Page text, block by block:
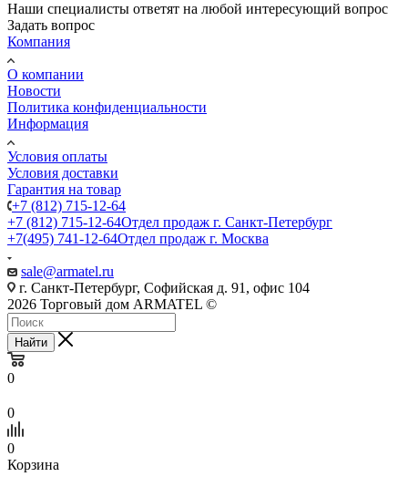
Наши специалисты ответят на любой интересующий вопрос
Задать вопрос
Компания
О компании
Новости
Политика конфиденциальности
Информация
Условия оплаты
Условия доставки
Гарантия на товар
+7 (812) 715-12-64
+7 (812) 715-12-64Отдел продаж г. Санкт-Петербург
+7(495) 741-12-64Отдел продаж г. Москва
sale@armatel.ru
г. Санкт-Петербург, Софийская д. 91, офис 104
2026 Торговый дом ARMATEL ©
Найти
0
0
0
Корзина